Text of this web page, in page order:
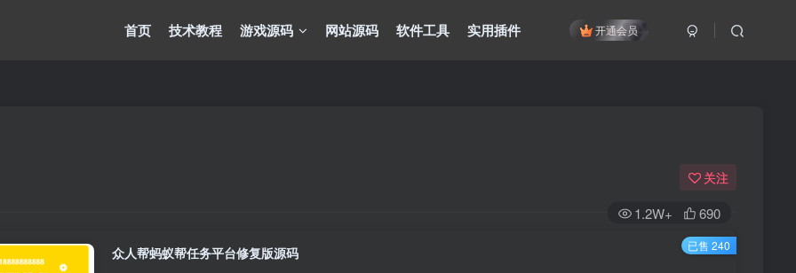
开通会员
首页 技术教程 游戏源码 网站源码 软件工具 实用插件
关注
1.2W+ 690
众人帮蚂蚁帮任务平台修复版源码 已售 240